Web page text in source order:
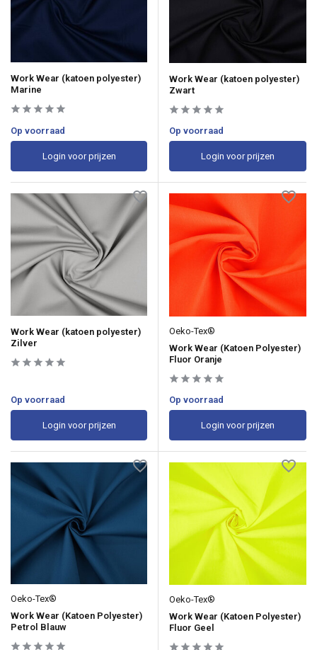
Work Wear (katoen polyester)
Marine
Op voorraad
Login voor prijzen
Work Wear (katoen polyester)
Zwart
Op voorraad
Login voor prijzen
Work Wear (katoen polyester)
Zilver
Op voorraad
Login voor prijzen
Oeko-Tex®
Work Wear (Katoen Polyester)
Fluor Oranje
Op voorraad
Login voor prijzen
Oeko-Tex®
Work Wear (Katoen Polyester)
Petrol Blauw
Oeko-Tex®
Work Wear (Katoen Polyester)
Fluor Geel